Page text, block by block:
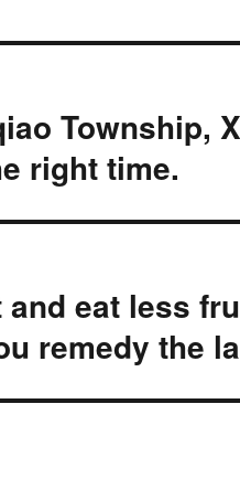
Township,
right time.
and eat less
remedy the